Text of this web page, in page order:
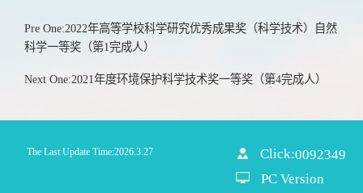
Pre One:2022年高等学校科学研究优秀成果奖（科学技术）自然
科学一等奖（第1完成人）
Next One:2021年度环境保护科学技术奖一等奖（第4完成人）
The Last Update Time:2026.3.27 Click:0092349
PC Version